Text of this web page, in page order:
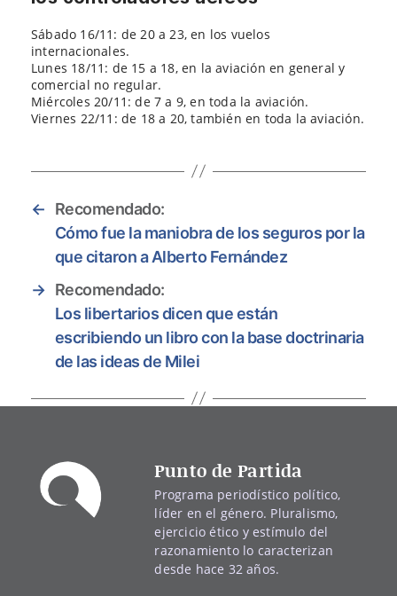
Sábado 16/11: de 20 a 23, en los vuelos
internacionales.
Lunes 18/11: de 15 a 18, en la aviación en general y
comercial no regular.
Miércoles 20/11: de 7 a 9, en toda la aviación.
Viernes 22/11: de 18 a 20, también en toda la aviación.
←
Recomendado:
Cómo fue la maniobra de los seguros por la
que citaron a Alberto Fernández
→ Recomendado:
Los libertarios dicen que están
escribiendo un libro con la base doctrinaria
de las ideas de Milei
Punto de Partida
Programa periodístico político,
líder en el género. Pluralismo,
ejercicio ético y estímulo del
razonamiento lo caracterizan
desde hace 32 años.